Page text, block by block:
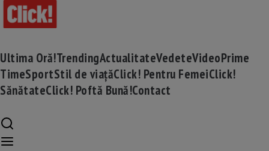
Ultima Oră!TrendingActualitateVedeteVideoPrime
TimeSportStil de viațăClick! Pentru FemeiClick!
SănătateClick! Poftă Bună!Contact